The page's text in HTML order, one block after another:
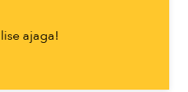
ajaga!